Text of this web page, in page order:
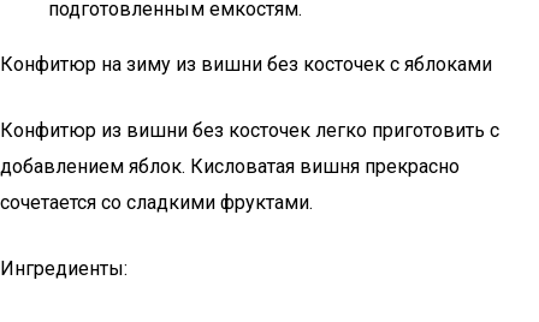
подготовленным емкостям.
Конфитюр на зиму из вишни без косточек с яблоками
Конфитюр из вишни без косточек легко приготовить с
добавлением яблок. Кисловатая вишня прекрасно
сочетается со сладкими фруктами.
Ингредиенты: